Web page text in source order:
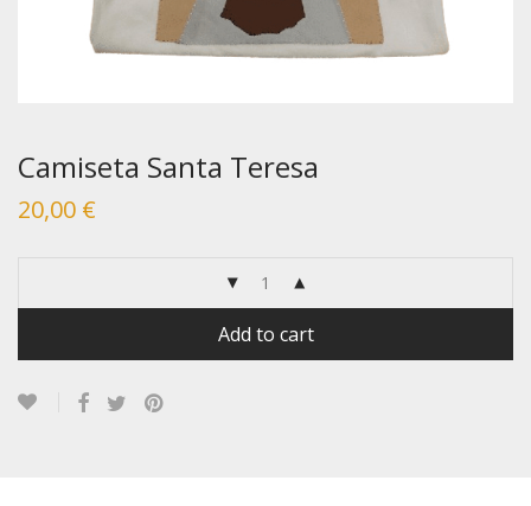
Camiseta Santa Teresa
20,00 €
Add to cart